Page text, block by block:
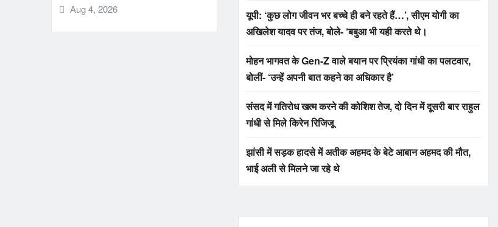
Aug 4, 2026
यूपी: ‘कुछ लोग जीवन भर बच्चे ही बने रहते हैं…’, सीएम योगी का
अखिलेश यादव पर तंज, बोले- ‘बबुआ भी यही करते थे।
मोहन भागवत के Gen-Z वाले बयान पर प्रियंका गांधी का पलटवार,
बोलीं- ‘उन्हें अपनी बात कहने का अधिकार है’
संसद में गतिरोध खत्म करने की कोशिश तेज, दो दिन में दूसरी बार राहुल
गांधी से मिले किरेन रिजिजू
झांसी में सड़क हादसे में अतीक अहमद के बेटे आबान अहमद की मौत,
भाई अली से मिलने जा रहे थे